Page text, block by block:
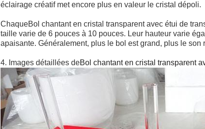
éclairage créatif met encore plus en valeur le cristal dépoli.
ChaqueBol chantant en cristal transparent avec étui de
taille varie de 6 pouces à 10 pouces. Leur hauteur varie
apaisante. Généralement, plus le bol est grand, plus le
4. Images détaillées deBol chantant en cristal transparent